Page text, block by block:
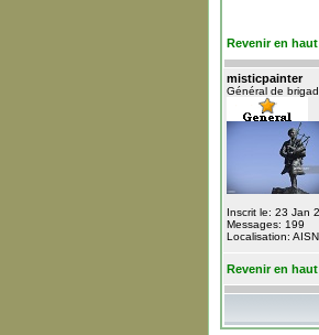
Revenir en
misticpainter
Général de
Inscrit le: 23 Jan
Messages: 199
Localisation:
Revenir en